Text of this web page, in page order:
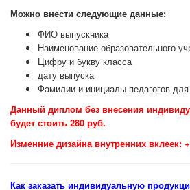
Можно внести следующие данные:
ФИО выпускника
Наименование образовательного
Цифру и букву класса
дату выпуска
Фамилии и инициалы педагогов
Данный диплом без внесения
будет стоить 280 руб.
Изменние дизайна внутренних вклеек:
Как заказать индивидуальную